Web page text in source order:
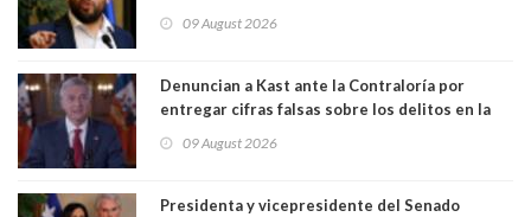
a favor de la oposición, sería una victoria de la
09 August 2026
Denuncian a Kast ante la Contraloría por
entregar cifras falsas sobre los delitos en la
09 August 2026
Presidenta y vicepresidente del Senado